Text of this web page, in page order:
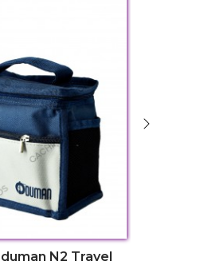
N2 Travel